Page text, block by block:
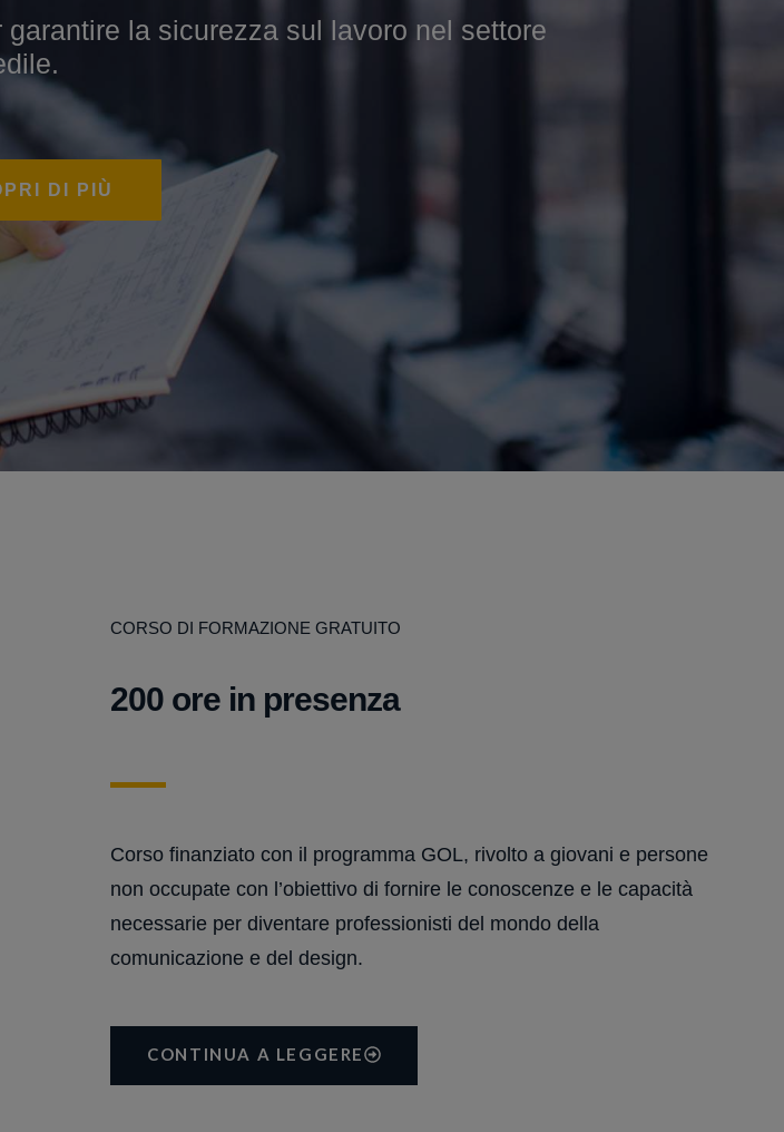
la sicurezza sul lavoro nel settore
DI PIÙ
specialistiche nel settore edile.
DI PIÙ
CORSO DI FORMAZIONE GRATUITO
200 ore in presenza
Corso finanziato con il programma GOL, rivolto a giovani e persone
non occupate con l’obiettivo di fornire le conoscenze e le capacità
necessarie per diventare professionisti del mondo della
comunicazione e del design.
CONTINUA A LEGGERE